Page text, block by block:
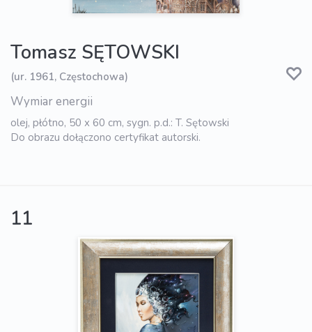
Tomasz SĘTOWSKI
(ur. 1961, Częstochowa)
Wymiar energii
olej, płótno, 50 x 60 cm, sygn. p.d.: T. Sętowski
Do obrazu dołączono certyfikat autorski.
11